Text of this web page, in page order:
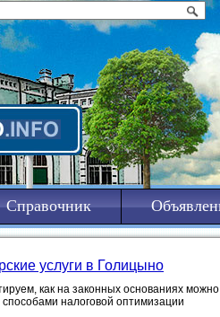
Справочник
услуги в Голицыно
как на законных основаниях
налоговой оптимизации